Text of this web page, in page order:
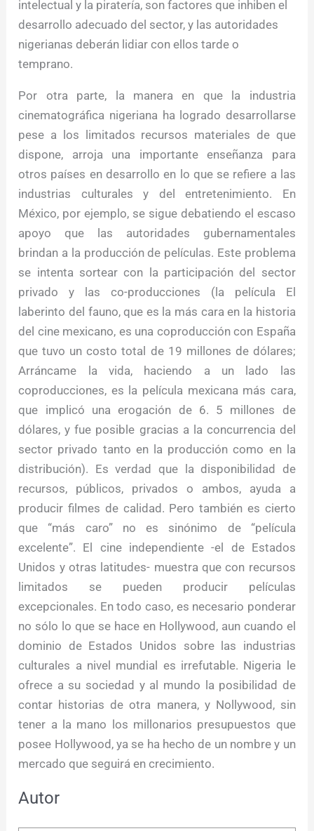
intelectual y la piratería, son factores que inhiben el
desarrollo adecuado del sector, y las autoridades
nigerianas deberán lidiar con ellos tarde o
temprano.
Por otra parte, la manera en que la industria
cinematográfica nigeriana ha logrado desarrollarse
pese a los limitados recursos materiales de que
dispone, arroja una importante enseñanza para
otros países en desarrollo en lo que se refiere a las
industrias culturales y del entretenimiento. En
México, por ejemplo, se sigue debatiendo el escaso
apoyo que las autoridades gubernamentales
brindan a la producción de películas. Este problema
se intenta sortear con la participación del sector
privado y las co-producciones (la película El
laberinto del fauno, que es la más cara en la historia
del cine mexicano, es una coproducción con España
que tuvo un costo total de 19 millones de dólares;
Arráncame la vida, haciendo a un lado las
coproducciones, es la película mexicana más cara,
que implicó una erogación de 6. 5 millones de
dólares, y fue posible gracias a la concurrencia del
sector privado tanto en la producción como en la
distribución). Es verdad que la disponibilidad de
recursos, públicos, privados o ambos, ayuda a
producir filmes de calidad. Pero también es cierto
que “más caro” no es sinónimo de “película
excelente”. El cine independiente -el de Estados
Unidos y otras latitudes- muestra que con recursos
limitados se pueden producir películas
excepcionales. En todo caso, es necesario ponderar
no sólo lo que se hace en Hollywood, aun cuando el
dominio de Estados Unidos sobre las industrias
culturales a nivel mundial es irrefutable. Nigeria le
ofrece a su sociedad y al mundo la posibilidad de
contar historias de otra manera, y Nollywood, sin
tener a la mano los millonarios presupuestos que
posee Hollywood, ya se ha hecho de un nombre y un
mercado que seguirá en crecimiento.
Autor